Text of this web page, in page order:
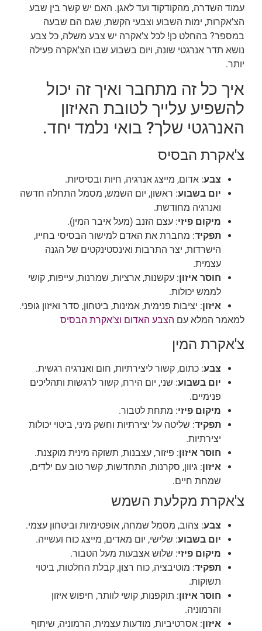
עמוד השדרה, מהקודקוד ועד לאגן. האם יש קשר בין שבע
הצ'אקרות, ימות השבוע וצבעי הקשת, שגם הם שבעה
במספר? בהחלט כן! לכל צ'אקרה יש צבע משלה, כל צבע
נושא תדר אנרגטי שונה, ויום בשבוע שבו הצ'אקרה פעילה
יותר.
איך כל זה מתחבר ואיך זה יכול
להשפיע עלייך לטובת האיזון
האנרגטי שלך? בואי נלמד יחד.
צ'אקרת הבסיס
צבע: אדום, מייצג אנרגיה, חיות ובסיסיות.
יום בשבוע: ראשון, יום השמש, מסמל התחלה חדשה
ואנרגיה מחודשת.
מיקום פיזי: עצם הזנב (מעל איבר המין).
תפקיד: מחברת את האדם למישור הבסיסי בחייו,
הישרדות, יצר התרבות ואינסטינקטים של הגנה
עצמית.
חוסר איזון: עקשנות, ארציות, שמרנות, עייפות, קושי
לממש יכולות.
איזון: יציבות פנימית, אמינות, ביטחון, סדר ואיזון גופני.
למאמר המלא עם הצבע האדום וצ'אקרת הבסיס
צ'אקרת המין
צבע: כתום, קשור ליצירתיות, חום ואנרגיה רגשית.
יום בשבוע: שני, יום הירח, קשור לרגשות ותהליכים
פנימיים.
מיקום פיזי: מתחת לטבור.
תפקיד: שליטה על יצירתיות וחשק מיני, ביטוי יכולות
יצירתיות.
חוסר איזון: פיזור, עצבנות, תשוקה מינית מוקצנת.
איזון: גיוון, סקרנות, התחדשות, קשר טוב עם ילדים,
שמחת חיים.
צ'אקרת מקלעת השמש
צבע: צהוב, מסמל שמחה, אופטימיות וביטחון עצמי.
יום בשבוע: שלישי, יום מאדים, מייצג כוח ועשייה.
מיקום פיזי: שלוש אצבעות מעל הטבור.
תפקיד: מוטיבציה, כוח רצון, קבלת החלטות, ביטוי
תשוקות.
חוסר איזון: תוקפנות, קושי לוותר, חיפוש איזון
והרמוניה.
איזון: אסרטיביות, מודעות עצמית, הרמוניה, שיתוף